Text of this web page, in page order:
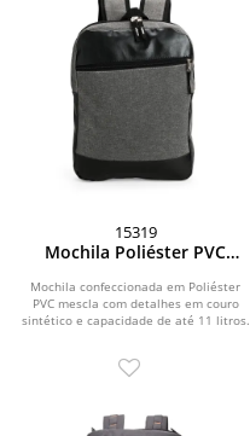
15319
Mochila Poliéster PVC
Mochila confeccionada em Poliéster
PVC mescla com detalhes em couro
sintético e capacidade de até 11 litros.